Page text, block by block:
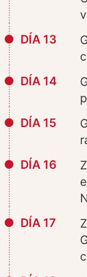
DÍA 13
DÍA 14
DÍA 15
DÍA 16
DÍA 17